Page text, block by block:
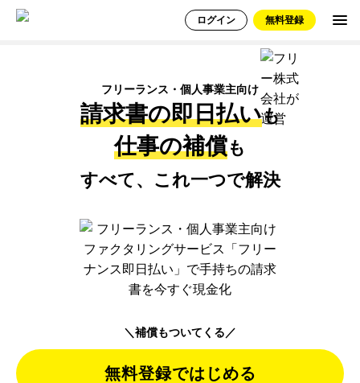
ログイン 無料登録
フリーナンス口座
即日払い/ファクタリング
しごとの保険/損保Basic
フリーランス・個人事業主向け
請求書の即日払いも
仕事の補償も
すべて、これ一つで解決
＼補償もついてくる／
無料登録ではじめる